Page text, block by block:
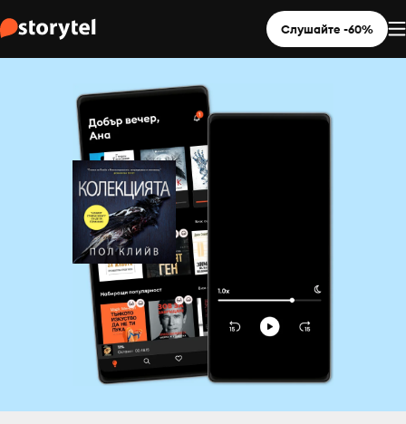
Слушайте -60%